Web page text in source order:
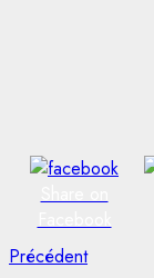
Navigation
PrécédentArticle